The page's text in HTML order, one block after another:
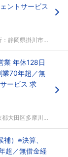
ントサービス
県掛川市亀の甲1...
業 年休128日
業70年超／無
ービス 求
区多摩川2-15...
補）※決算、
超／無借金経